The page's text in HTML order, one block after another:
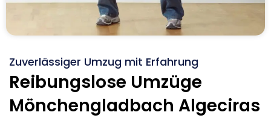
Zuverlässiger Umzug mit Erfahrung
Reibungslose Umzüge
Mönchengladbach Algeciras